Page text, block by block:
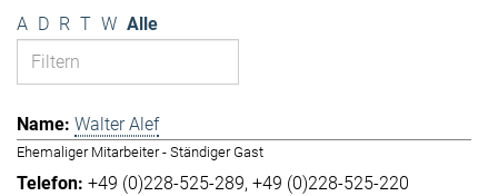
A D R T W Alle
Walter Alef
Ehemaliger Mitarbeiter - Ständiger Gast
+49 (0)228-525-289 +49 (0)228-525-220